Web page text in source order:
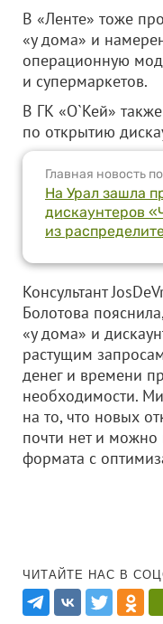
В «Ленте» тоже
«у дома» и
операционную
и супермаркетов.
В ГК «О`Кей»
по открытию
Главная новость
На Урал зашла
дискаунтеров
из
Консультант
Болотова
«у дома» и
растущим
денег и времени
необходимости.
на то, что новых
почти нет и можно
формата с
ЧИТАЙТЕ НАС В